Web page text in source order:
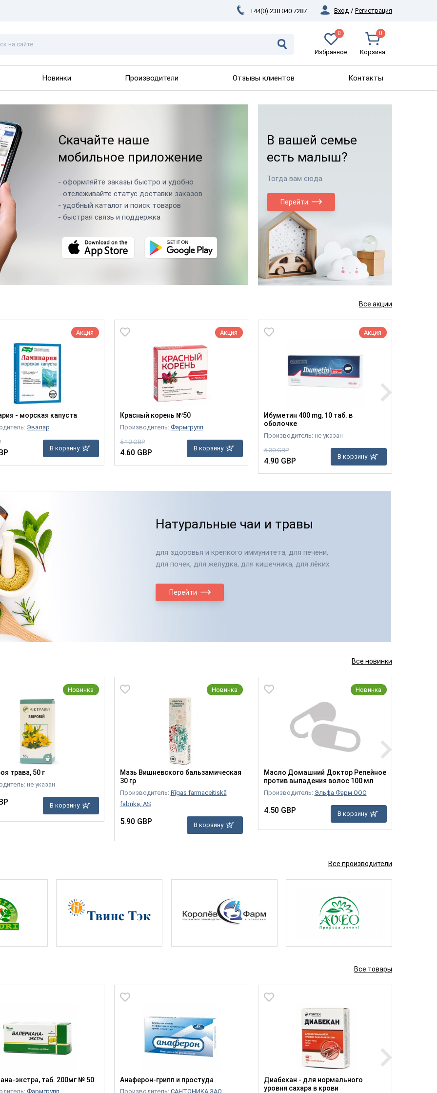
+44(0) 238 040 7287 Вход / Регистрация
0
Избранное
0
Корзина
Новинки Производители Отзывы клиентов Контакты
Скачайте наше
мобильное приложение
- оформляйте заказы быстро и удобно
- отслеживайте статус доставки заказов
- удобный каталог и поиск товаров
- быстрая связь и поддержка
В вашей семье
есть малыш?
Тогда вам сюда
Перейти
Все акции
Акция
- морская капуста
Эвалар
В корзину
Акция
Красный корень №50
Производитель: Фармгрупп
5.10 GBP
4.60 GBP В корзину
Акция
Ибуметин 400 mg, 10 таб. в
оболочке
Производитель: не указан
5.30 GBP
4.90 GBP В корзину
Натуральные чаи и травы
для здоровья и крепкого иммунитета, для печени,
для почек, для желудка, для кишечника, для лёких.
Перейти
Все новинки
Новинка
трава, 50 г
не указан
В корзину
Новинка
Мазь Вишневского бальзамическая
30 гр
Производитель: Rīgas farmaceitiskā
fabrika, AS
5.90 GBP В корзину
Новинка
Масло Домашний Доктор Репейное
против выпадения волос 100 мл
Производитель: Эльфа Фарм ООО
4.50 GBP В корзину
Все производители
Все товары
экстра, таб. 200мг № 50
Фармгрупп
Анаферон-грипп и простуда
Производитель: САНТОНИКА ЗАО
Диабекан - для нормального
уровня сахара в крови